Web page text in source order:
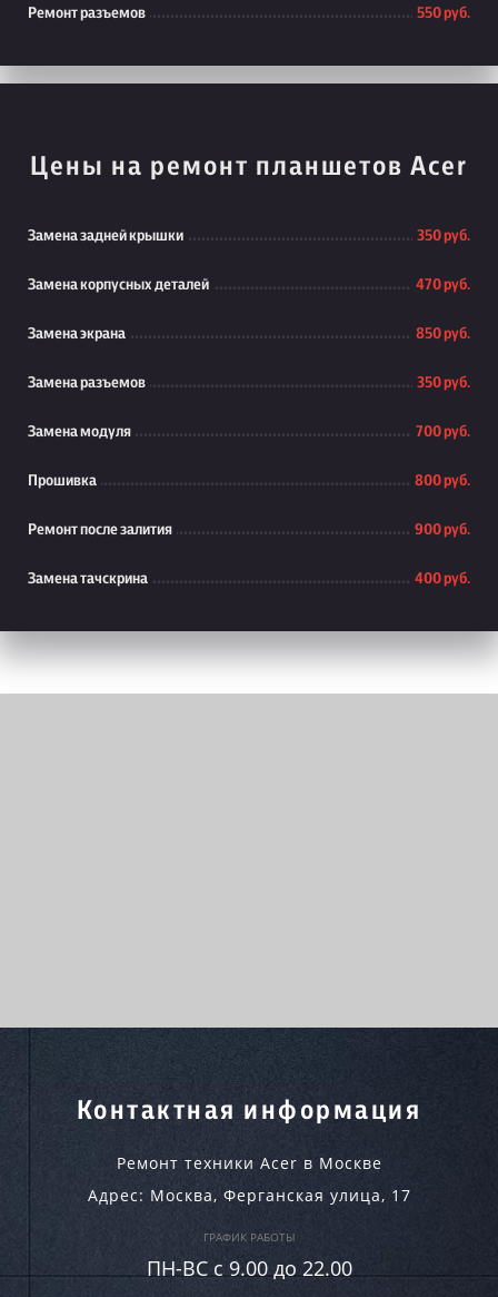
Ремонт разъемов 550 руб.
Цены на ремонт планшетов Acer
Замена задней крышки 350 руб.
Замена корпусных деталей 470 руб.
Замена экрана 850 руб.
Замена разъемов 350 руб.
Замена модуля 700 руб.
Прошивка 800 руб.
Ремонт после залития 900 руб.
Замена тачскрина 400 руб.
Контактная информация
Ремонт техники Acer в Москве
Адрес: Москва, Ферганская улица, 17
ГРАФИК РАБОТЫ
ПН-ВC c 9.00 до 22.00